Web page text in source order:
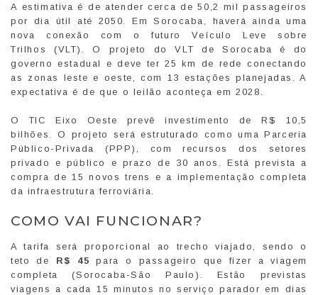
A estimativa é de atender cerca de 50,2 mil passageiros
por dia útil até 2050. Em Sorocaba, haverá ainda uma
nova conexão com o futuro Veículo Leve sobre
Trilhos (VLT). O projeto do VLT de Sorocaba é do
governo estadual e deve ter 25 km de rede conectando
as zonas leste e oeste, com 13 estações planejadas. A
expectativa é de que o leilão aconteça em 2028.
O TIC Eixo Oeste prevê investimento de R$ 10,5
bilhões. O projeto será estruturado como uma Parceria
Público-Privada (PPP), com recursos dos setores
privado e público e prazo de 30 anos. Está prevista a
compra de 15 novos trens e a implementação completa
da infraestrutura ferroviária.
COMO VAI FUNCIONAR?
A tarifa será proporcional ao trecho viajado, sendo o
teto de R$ 45 para o passageiro que fizer a viagem
completa (Sorocaba-São Paulo). Estão previstas
viagens a cada 15 minutos no serviço parador em dias